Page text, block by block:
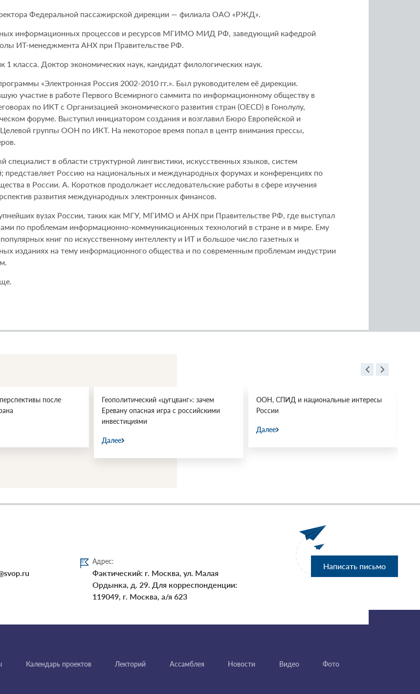
Федеральной пассажирской дирекции — филиала ОАО «РЖД».
информационных процессов и ресурсов МГИМО МИД РФ, заведующий кафедрой
ИТ-менеджмента АНХ при Правительстве РФ.
1 класса. Доктор экономических наук, кандидат филологических наук.
«Электронная Россия 2002-2010 гг.». Был руководителем её дирекции.
участие в работе Первого Всемирного саммита по информационному обществу в
по ИКТ с Организацией экономического развития стран (OECD) в Гонолулу,
форуме. Выступил инициатором создания и возглавил Бюро Европейской и
группы ООН по ИКТ. На некоторое время попал в центр внимания прессы,
в области структурной лингвистики, искусственных языков, систем
представляет Россию на национальных и международных форумах и конференциях по
в России. А. Коротков продолжает исследовательские работы в сфере изучения
развития международных электронных финансов.
вузах России, таких как МГУ, МГИМО и АНХ при Правительстве РФ, где выступал
по проблемам информационно-коммуникационных технологий в стране и в мире. Ему
книг по искусственному интеллекту и ИТ и большое число газетных и
изданиях на тему информационного общества и по современным проблемам индустрии
после
Геополитический «цугцванг»: зачем
Еревану опасная игра с российскими
инвестициями
Далее
ООН, СПИД и национальные интересы
России
Далее
Адрес:
Фактический: г. Москва, ул. Малая
Ордынка, д. 29. Для корреспонденции:
119049, г. Москва, а/я 623
Написать письмо
Календарь проектов Лекторий Ассамблея Новости Видео Фото